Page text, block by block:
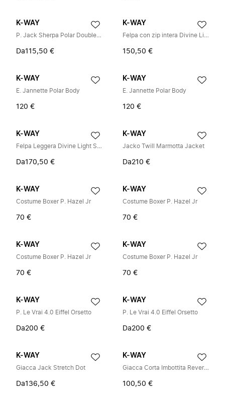
K-WAY
P. Jack Sherpa Polar Double Hoodie Full Zip
Da115,50 €
K-WAY
Felpa con zip intera Divine Light Spacer
150,50 €
K-WAY
E. Jannette Polar Body
120 €
K-WAY
E. Jannette Polar Body
120 €
K-WAY
Felpa Leggera Divine Light Spacer
Da170,50 €
K-WAY
Jacko Twill Marmotta Jacket
Da210 €
K-WAY
Costume Boxer P. Hazel Jr
70 €
K-WAY
Costume Boxer P. Hazel Jr
70 €
K-WAY
Costume Boxer P. Hazel Jr
70 €
K-WAY
Costume Boxer P. Hazel Jr
70 €
K-WAY
P. Le Vrai 4.0 Eiffel Orsetto
Da200 €
K-WAY
P. Le Vrai 4.0 Eiffel Orsetto
Da200 €
K-WAY
Giacca Jack Stretch Dot
Da136,50 €
K-WAY
Giacca Corta Imbottita Reversibile
100,50 €